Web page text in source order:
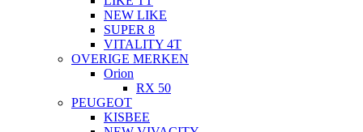
NEW LIKE
SUPER 8
VITALITY 4T
OVERIGE MERKEN
Orion
RX 50
PEUGEOT
KISBEE